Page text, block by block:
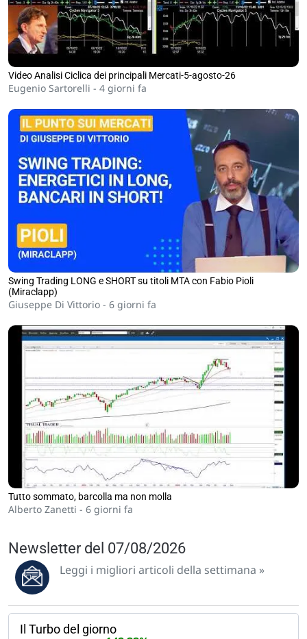
Video Analisi Ciclica dei principali Mercati-5-agosto-26
Eugenio Sartorelli - 4 giorni fa
Swing Trading LONG e SHORT su titoli MTA con Fabio Pioli
(Miraclapp)
Giuseppe Di Vittorio - 6 giorni fa
Tutto sommato, barcolla ma non molla
Alberto Zanetti - 6 giorni fa
Newsletter del 07/08/2026
Leggi i migliori articoli della settimana »
Il Turbo del giorno